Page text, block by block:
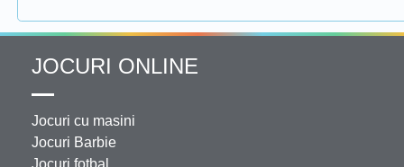
JOCURI ONLINE
Jocuri cu masini
Jocuri Barbie
Jocuri fotbal